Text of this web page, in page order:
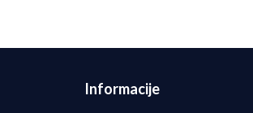
Informacije